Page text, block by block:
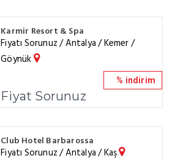
Karmir Resort & Spa
Fiyatı Sorunuz / Antalya / Kemer /
Göynük
Fiyat Sorunuz
% indirim
Club Hotel Barbarossa
Fiyatı Sorunuz / Antalya / Kaş